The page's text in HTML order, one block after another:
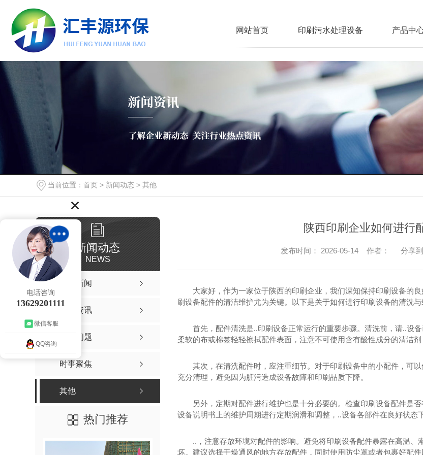
网站首页 印刷污水处理设备 产品中
当前位置： 首页 > 新闻动态 > 其他
新闻动态
NEWS
公司新闻
行业资讯
常见问题
时事聚焦
其他
热门推荐
陕西印刷企业如何进行
发布时间： 2026-05-14 作者： 分享到
大家好，作为一家位于陕西的印刷企业，我们深知保持印刷设备的
刷设备配件的清洁维护尤为关键。以下是关于如何进行印刷设备的清洗与
首先，配件清洗是..印刷设备正常运行的重要步骤。清洗前，请..设
柔软的布或棉签轻轻擦拭配件表面，注意不可使用含有酸性成分的清洁剂
其次，在清洗配件时，应注重细节。对于印刷设备中的小配件，可
充分清理，避免因为脏污造成设备故障和印刷品质下降。
另外，定期对配件进行维护也是十分必要的。检查印刷设备配件是
设备说明书上的维护周期进行定期润滑和调整，..设备各部件在良好状态
..，注意存放环境对配件的影响。避免将印刷设备配件暴露在高温
坏。建议选择干燥通风的地方存放配件，同时使用防尘罩或者包裹好配件
电话咨询
13629201111
微信客服
QQ咨询